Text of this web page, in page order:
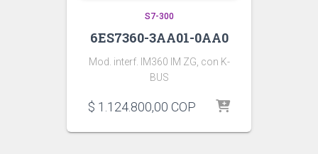
S7-300
6ES7360-3AA01-0AA0
Mod. interf. IM360 IM ZG, con K-
BUS
$ 1.124.800,00 COP